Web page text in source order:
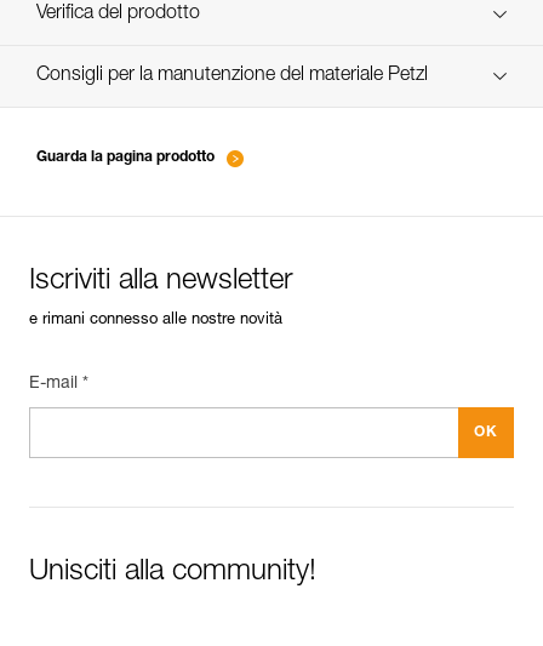
verif EPI-CONNECTEURS-procedure-IT
Verifica del prodotto
verif EPI-suivi-connecteur-IT
Consigli per la manutenzione del materiale Petzl
Guarda la pagina prodotto
Iscriviti alla newsletter
e rimani connesso alle nostre novità
E-mail *
Unisciti alla community!